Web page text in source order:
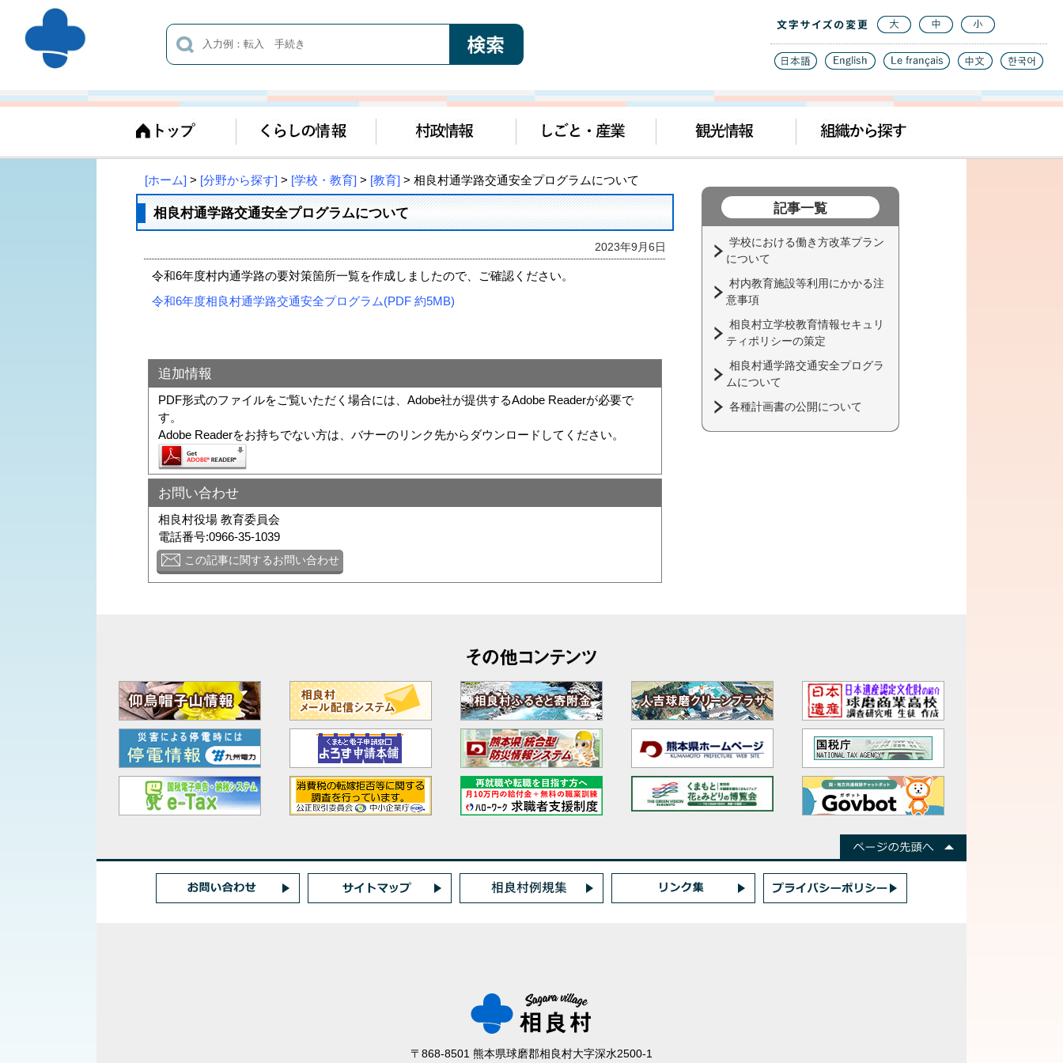
[ホーム] > [分野から探す] > [学校・教育] > [教育] > 相良村通学路交通安全プログラムについて
相良村通学路交通安全プログラムについて
2023年9月6日
令和6年度村内通学路の要対策箇所一覧を作成しましたので、ご確認ください。
令和6年度相良村通学路交通安全プログラム(PDF 約5MB)
追加情報
PDF形式のファイルをご覧いただく場合には、Adobe社が提供するAdobe Readerが必要で
す。
Adobe Readerをお持ちでない方は、バナーのリンク先からダウンロードしてください。
お問い合わせ
相良村役場 教育委員会
電話番号:0966-35-1039
この記事に関するお問い合わせ
記事一覧
学校における働き方改革プラン
について
村内教育施設等利用にかかる注
意事項
相良村立学校教育情報セキュリ
ティポリシーの策定
相良村通学路交通安全プログラ
ムについて
各種計画書の公開について
〒868-8501 熊本県球磨郡相良村大字深水2500-1